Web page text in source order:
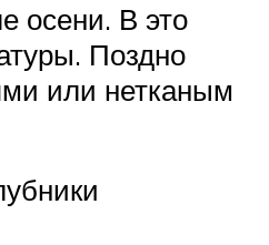
осени. В это
Поздно
или нетканым